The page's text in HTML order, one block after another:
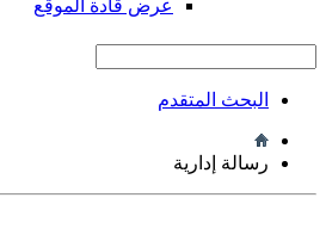
عرض قادة الموقع
البحث المتقدم
رسالة إدارية